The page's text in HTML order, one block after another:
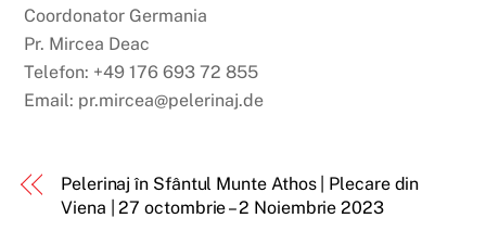
Coordonator Germania
Pr. Mircea Deac
Telefon: +49 176 693 72 855
Email: pr.mircea@pelerinaj.de
Pelerinaj în Sfântul Munte Athos | Plecare din
Viena | 27 octombrie – 2 Noiembrie 2023